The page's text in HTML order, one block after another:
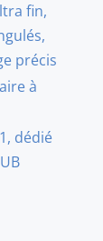
fin,
précis
à
dédié